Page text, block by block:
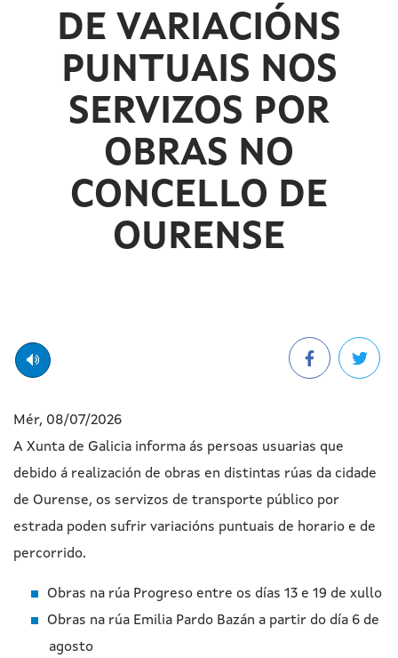
DE VARIACIÓNS
PUNTUAIS NOS
SERVIZOS POR
OBRAS NO
CONCELLO DE
OURENSE
Mér, 08/07/2026
A Xunta de Galicia informa ás persoas usuarias que
debido á realización de obras en distintas rúas da cidade
de Ourense, os servizos de transporte público por
estrada poden sufrir variacións puntuais de horario e de
percorrido.
Obras na rúa Progreso entre os días 13 e 19 de xullo
Obras na rúa Emilia Pardo Bazán a partir do día 6 de
agosto